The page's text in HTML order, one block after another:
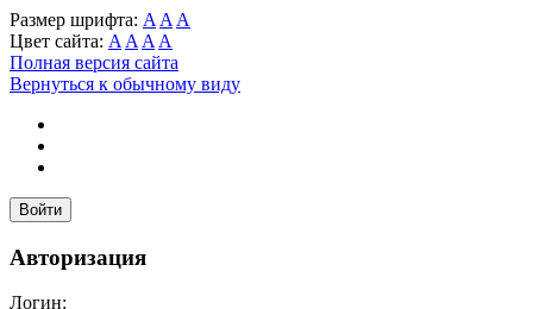
Размер шрифта: A A A
Цвет сайта: A A A A
Полная версия сайта
Вернуться к обычному виду
Войти
Авторизация
Логин: